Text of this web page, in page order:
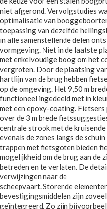
niet afgerond. Vervolgstudies
optimalisatie van
toepassing van dezelfde
in alle samenstellende delen
vormgeving. Niet in de laatste
met enkelvoudige boog om het
vergroten. Door de plaatsing
hartlijn van de brug hebben
op de omgeving. Het 9,50 m
functioneel ingedeeld met in
met een epoxy-coating. Fietsers
over de 3 m brede
centrale strook met de
evenals de zones langs de
trappen met fietsgoten bieden
mogelijkheid om de brug aan de
betreden en te verlaten. De
verwijzingen naar de
scheepvaart. Storende
bevestigingsmiddelen zijn
geïntegreerd. Zo zijn